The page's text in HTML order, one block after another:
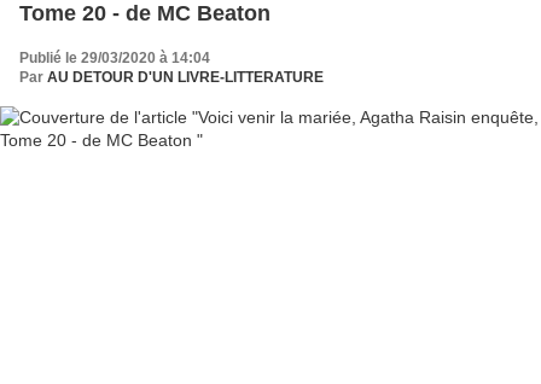
Tome 20 - de MC Beaton
Publié le 29/03/2020 à 14:04
Par AU DETOUR D'UN LIVRE-LITTERATURE